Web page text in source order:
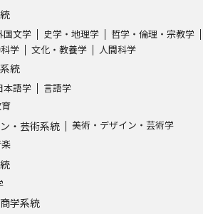
国文学 史学・地理学
哲学・倫理・宗教学
学
文化・教養学 人間科学
統
本語学 言語学
・芸術系統 美術・デザイン・芸術学
学系統